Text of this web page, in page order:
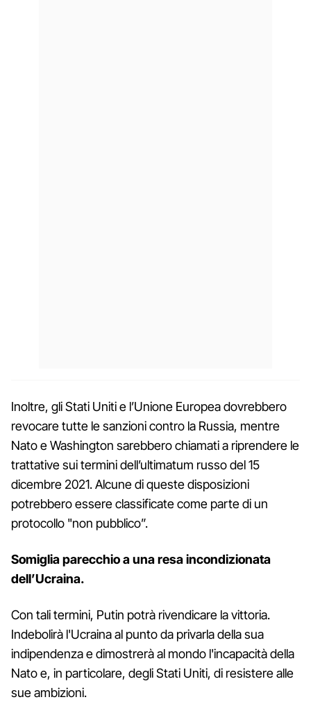
Inoltre, gli Stati Uniti e l’Unione Europea dovrebbero
revocare tutte le sanzioni contro la Russia, mentre
Nato e Washington sarebbero chiamati a riprendere le
trattative sui termini dell’ultimatum russo del 15
dicembre 2021. Alcune di queste disposizioni
potrebbero essere classificate come parte di un
protocollo "non pubblico”.
Somiglia parecchio a una resa incondizionata
dell’Ucraina.
Con tali termini, Putin potrà rivendicare la vittoria.
Indebolirà l'Ucraina al punto da privarla della sua
indipendenza e dimostrerà al mondo l'incapacità della
Nato e, in particolare, degli Stati Uniti, di resistere alle
sue ambizioni.